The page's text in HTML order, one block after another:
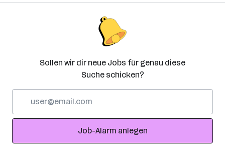
Sollen wir dir neue Jobs für genau diese
Suche schicken?
Adresse
Job-Alarm anlegen